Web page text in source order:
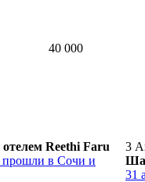
40 000
отелем Reethi Faru
прошли в Сочи и
3
31